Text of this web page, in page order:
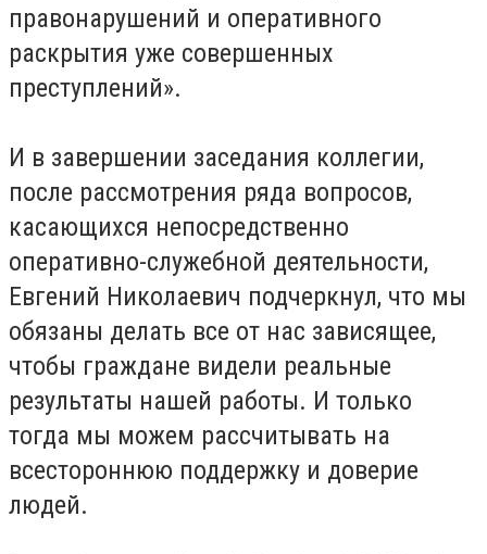
правонарушений и оперативного
раскрытия уже совершенных
преступлений».
И в завершении заседания коллегии,
после рассмотрения ряда вопросов,
касающихся непосредственно
оперативно-служебной деятельности,
Евгений Николаевич подчеркнул, что мы
обязаны делать все от нас зависящее,
чтобы граждане видели реальные
результаты нашей работы. И только
тогда мы можем рассчитывать на
всестороннюю поддержку и доверие
людей.